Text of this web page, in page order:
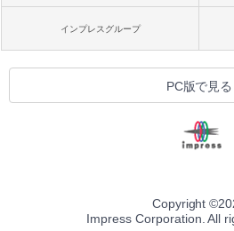
インプレスグループ
PC版で見る
Copyright ©
Impress Corporation. All